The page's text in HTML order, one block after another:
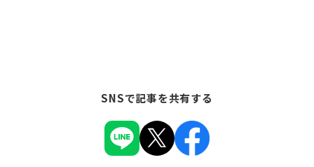
SNSで記事を共有する